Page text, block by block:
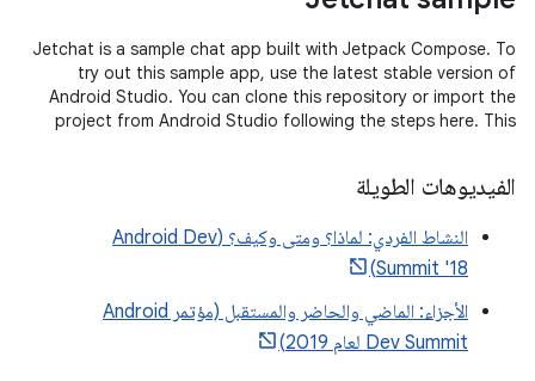
Jetchat is a sample chat app built with Jetpack Compose. To
try out this sample app, use the latest stable version of
Android Studio. You can clone this repository or import the
project from Android Studio following the steps here. This
الفيديوهات الطويلة
النشاط الفردي: لماذا؟ ومتى وكيف؟ (Android Dev
Summit '18)
الأجزاء: الماضي والحاضر والمستقبل (مؤتمر Android
Dev Summit لعام 2019)